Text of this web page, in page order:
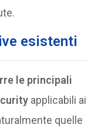
esistenti
le principali
applicabili ai
quelle